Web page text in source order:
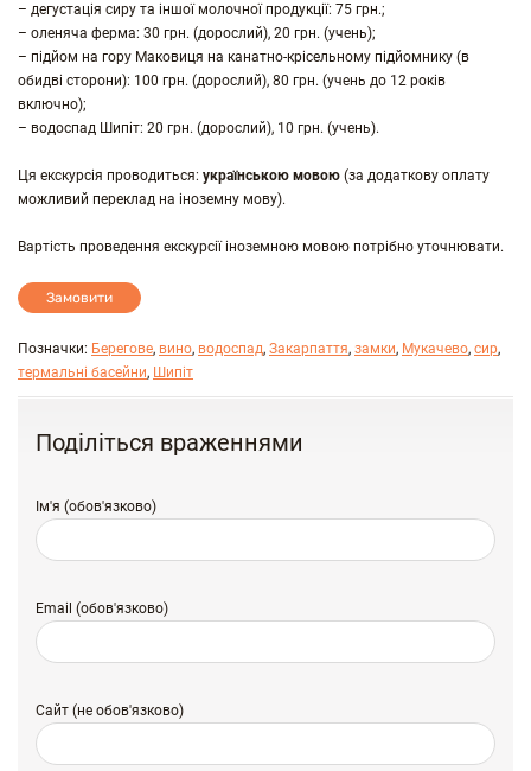
– дегустація сиру та іншої молочної продукції: 75 грн.;
– оленяча ферма: 30 грн. (дорослий), 20 грн. (учень);
– підйом на гору Маковиця на канатно-крісельному підйомнику (в
обидві сторони): 100 грн. (дорослий), 80 грн. (учень до 12 років
включно);
– водоспад Шипіт: 20 грн. (дорослий), 10 грн. (учень).
Ця екскурсія проводиться: українською мовою (за додаткову оплату
можливий переклад на іноземну мову).
Вартість проведення екскурсії іноземною мовою потрібно уточнювати.
Замовити
Позначки: Берегове, вино, водоспад, Закарпаття, замки, Мукачево, сир,
термальні басейни, Шипіт
Поділіться враженнями
Ім'я (обов'язково)
Email (обов'язково)
Сайт (не обов'язково)